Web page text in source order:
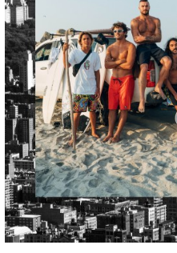
たっちー
ハンマー
まっきー
三輪予報士
小川予報士
上田純子
上條将美